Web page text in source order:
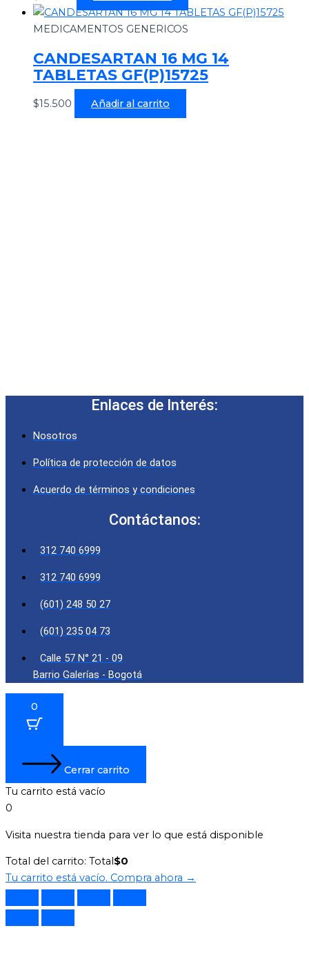
MEDICAMENTOS GENERICOS
CANDESARTAN 16 MG 14
TABLETAS GF(P)15725
$15.500 Añadir al carrito
Enlaces de Interés:
Nosotros
Política de protección de datos
Acuerdo de términos y condiciones
Contáctanos:
312 740 6999
312 740 6999
(601) 248 50 27
(601) 235 04 73
Calle 57 N° 21 - 09
Barrio Galerías - Bogotá
0
Cerrar carrito
Tu carrito está vacío
0
Visita nuestra tienda para ver lo que está disponible
Total del carrito: Total$0
Tu carrito está vacío. Compra ahora →